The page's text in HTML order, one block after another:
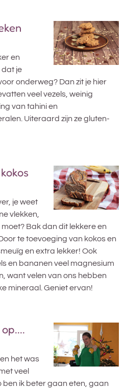
en
je
onderweg? Dan zit je hier
veel vezels, weinig
van tahini en
Uiteraard zijn ze gluten-
je weet
vlekken,
Bak dan dit lekkere en
te toevoeging van kokos en
en extra lekker! Ook
en bananen veel magnesium
want velen van ons hebben
mineraal. Geniet ervan!
het was
veel
ben ik beter gaan eten, gaan